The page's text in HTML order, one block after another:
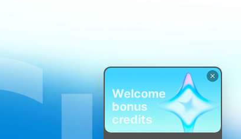
Welcome
bonus
credits